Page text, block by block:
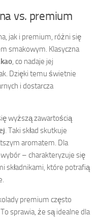
vs. premium
jak i premium, różni się
smakowym. Klasyczna
, co nadaje jej
Dzięki temu świetnie
i dostarcza
wyższą zawartością
. Taki skład skutkuje
aromatem. Dla
– charakteryzuje się
składnikami, które potrafią
premium często
sprawia, że są idealne dla